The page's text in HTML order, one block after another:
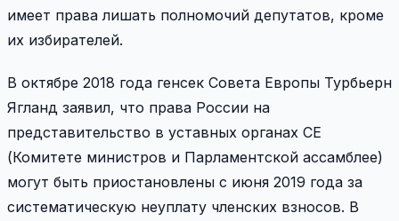
имеет права лишать полномочий депутатов, кроме
их избирателей.
В октябре 2018 года генсек Совета Европы Турбьерн
Ягланд заявил, что права России на
представительство в уставных органах СЕ
(Комитете министров и Парламентской ассамблее)
могут быть приостановлены с июня 2019 года за
систематическую неуплату членских взносов. В